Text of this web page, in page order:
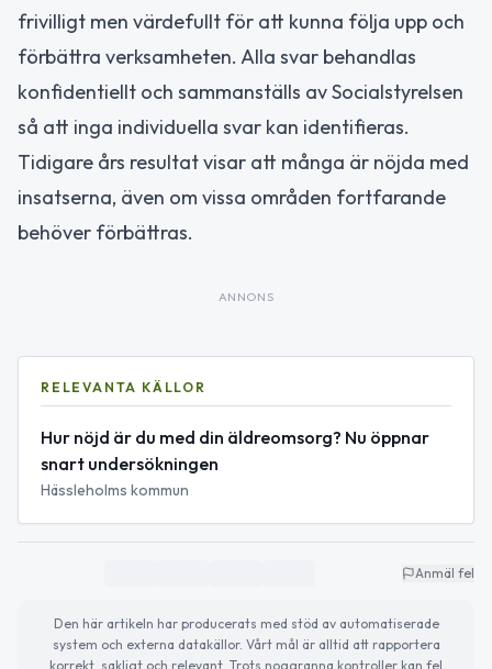
frivilligt men värdefullt för att kunna följa upp och
förbättra verksamheten. Alla svar behandlas
konfidentiellt och sammanställs av Socialstyrelsen
så att inga individuella svar kan identifieras.
Tidigare års resultat visar att många är nöjda med
insatserna, även om vissa områden fortfarande
behöver förbättras.
ANNONS
RELEVANTA KÄLLOR
Hur nöjd är du med din äldreomsorg? Nu öppnar
snart undersökningen
Hässleholms kommun
Anmäl fel
Den här artikeln har producerats med stöd av automatiserade
system och externa datakällor. Vårt mål är alltid att rapportera
korrekt, sakligt och relevant. Trots noggranna kontroller kan fel